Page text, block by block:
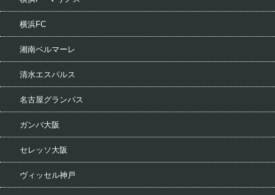
横浜FC
湘南ベルマーレ
清水エスパルス
名古屋グランパス
ガンバ大阪
セレッソ大阪
ヴィッセル神戸